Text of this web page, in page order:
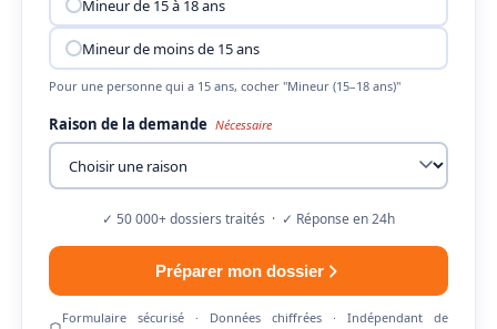
Mineur de 15 à 18 ans
Mineur de moins de 15 ans
Pour une personne qui a 15 ans, cocher "Mineur (15–18 ans)"
Raison de la demande Nécessaire
✓ 50 000+ dossiers traités · ✓ Réponse en 24h
Préparer mon dossier
Formulaire sécurisé · Données chiffrées · Indépendant de